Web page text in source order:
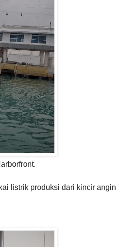
listrik produksi dari kincir angin